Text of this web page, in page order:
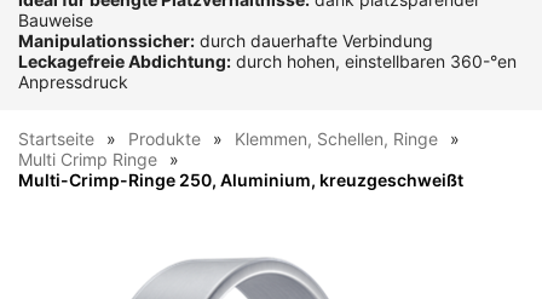
Bauweise
Manipulationssicher: durch dauerhafte Verbindung
Leckagefreie Abdichtung: durch hohen, einstellbaren 360-°en
Anpressdruck
Startseite Produkte
Klemmen, Schellen, Ringe
Multi Crimp Ringe
Multi-Crimp-Ringe 250, Aluminium, kreuzgeschweißt